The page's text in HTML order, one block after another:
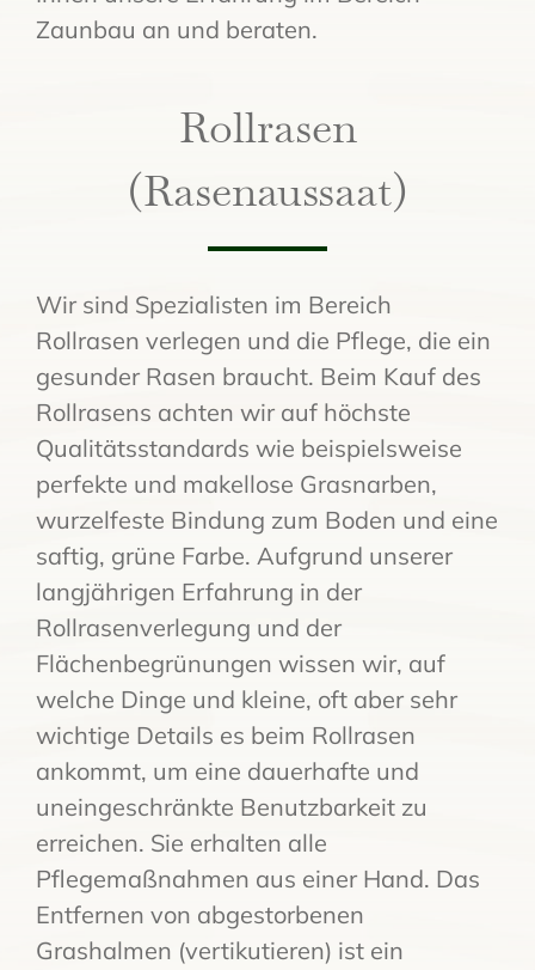
Zaunbau an und beraten.
Rollrasen
(Rasenaussaat)
Wir sind Spezialisten im Bereich
Rollrasen verlegen und die Pflege, die ein
gesunder Rasen braucht. Beim Kauf des
Rollrasens achten wir auf höchste
Qualitätsstandards wie beispielsweise
perfekte und makellose Grasnarben,
wurzelfeste Bindung zum Boden und eine
saftig, grüne Farbe. Aufgrund unserer
langjährigen Erfahrung in der
Rollrasenverlegung und der
Flächenbegrünungen wissen wir, auf
welche Dinge und kleine, oft aber sehr
wichtige Details es beim Rollrasen
ankommt, um eine dauerhafte und
uneingeschränkte Benutzbarkeit zu
erreichen. Sie erhalten alle
Pflegemaßnahmen aus einer Hand. Das
Entfernen von abgestorbenen
Grashalmen (vertikutieren) ist ein